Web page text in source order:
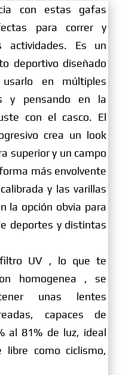
con estas gafas
para correr y
actividades. Es un
deportivo diseñado
en múltiples
y pensando en la
con el casco. El
crea un look
superior y un campo
más envolvente
y las varillas
la opción obvia para
deportes y distintas
UV , lo que te
homogenea , se
unas lentes
capaces de
al 81% de luz, ideal
libre como ciclismo,